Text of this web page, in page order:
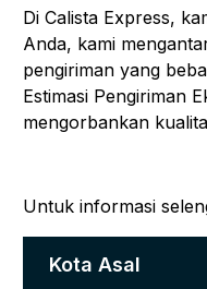
Di Calista Express,
Anda, kami
pengiriman yang
Estimasi Pengiriman
mengorbankan
Untuk informasi
Kota Asal